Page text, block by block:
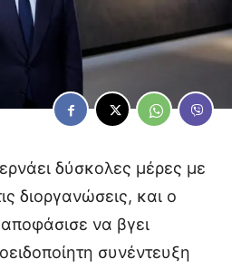
δύσκολες μέρες με
διοργανώσεις, και ο
αποφάσισε να βγει
συνέντευξη